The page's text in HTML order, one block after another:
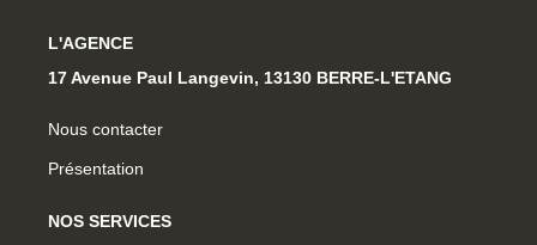
L'AGENCE
17 Avenue Paul Langevin, 13130 BERRE-L'ETANG
Nous contacter
Présentation
NOS SERVICES